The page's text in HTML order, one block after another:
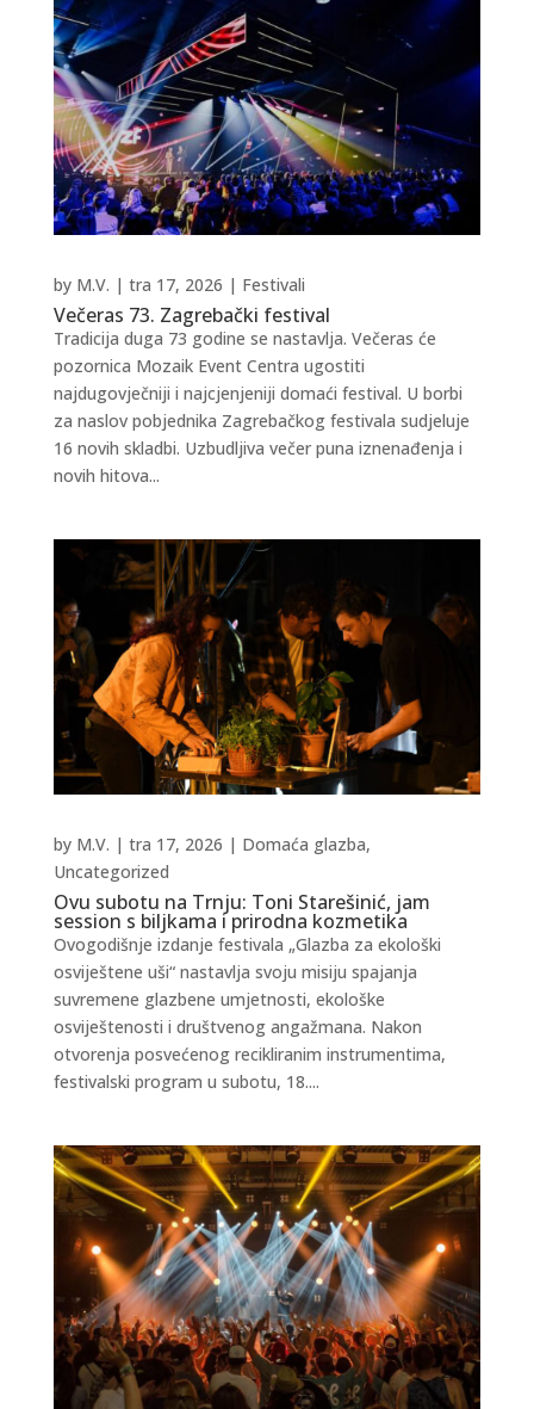
Večeras 73. Zagrebački festival
by M.V. | tra 17, 2026 | Festivali
Tradicija duga 73 godine se nastavlja. Večeras će
pozornica Mozaik Event Centra ugostiti
najdugovječniji i najcjenjeniji domaći festival. U borbi
za naslov pobjednika Zagrebačkog festivala sudjeluje
16 novih skladbi. Uzbudljiva večer puna iznenađenja i
novih hitova...
Ovu subotu na Trnju: Toni Starešinić, jam
session s biljkama i prirodna kozmetika
by M.V. | tra 17, 2026 | Domaća glazba,
Uncategorized
Ovogodišnje izdanje festivala „Glazba za ekološki
osviještene uši“ nastavlja svoju misiju spajanja
suvremene glazbene umjetnosti, ekološke
osviještenosti i društvenog angažmana. Nakon
otvorenja posvećenog recikliranim instrumentima,
festivalski program u subotu, 18....